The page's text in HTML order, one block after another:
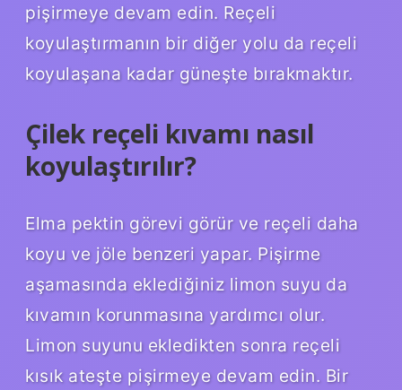
pişirmeye devam edin. Reçeli
koyulaştırmanın bir diğer yolu da reçeli
koyulaşana kadar güneşte bırakmaktır.
Çilek reçeli kıvamı nasıl
koyulaştırılır?
Elma pektin görevi görür ve reçeli daha
koyu ve jöle benzeri yapar. Pişirme
aşamasında eklediğiniz limon suyu da
kıvamın korunmasına yardımcı olur.
Limon suyunu ekledikten sonra reçeli
kısık ateşte pişirmeye devam edin. Bir